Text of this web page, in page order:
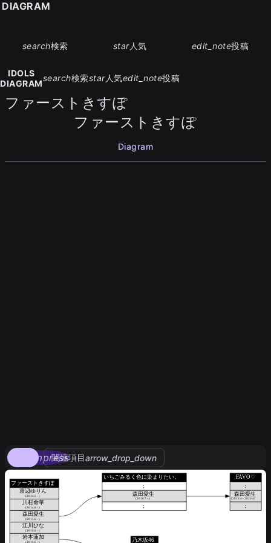
search検索 star人気 edit_note投稿
IDOLS
DIAGRAM
search検索star人気edit_note投稿
ファーストきすぽ
ファーストきすぽ
Diagram
compress
関連項目arrow_drop_down